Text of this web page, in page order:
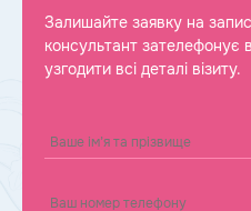
Залишайте заявку на
консультант
узгодити всі деталі візиту.